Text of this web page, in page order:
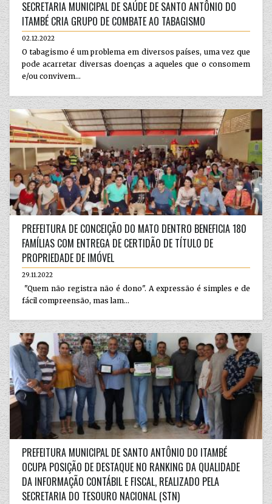
SECRETARIA MUNICIPAL DE SAÚDE DE SANTO ANTÔNIO DO
ITAMBÉ CRIA GRUPO DE COMBATE AO TABAGISMO
02.12.2022
O tabagismo é um problema em diversos países, uma vez que
pode acarretar diversas doenças a aqueles que o consomem
e/ou convivem...
PREFEITURA DE CONCEIÇÃO DO MATO DENTRO BENEFICIA 180
FAMÍLIAS COM ENTREGA DE CERTIDÃO DE TÍTULO DE
PROPRIEDADE DE IMÓVEL
29.11.2022
"Quem não registra não é dono". A expressão é simples e de
fácil compreensão, mas lam...
PREFEITURA MUNICIPAL DE SANTO ANTÔNIO DO ITAMBÉ
OCUPA POSIÇÃO DE DESTAQUE NO RANKING DA QUALIDADE
DA INFORMAÇÃO CONTÁBIL E FISCAL, REALIZADO PELA
SECRETARIA DO TESOURO NACIONAL (STN)